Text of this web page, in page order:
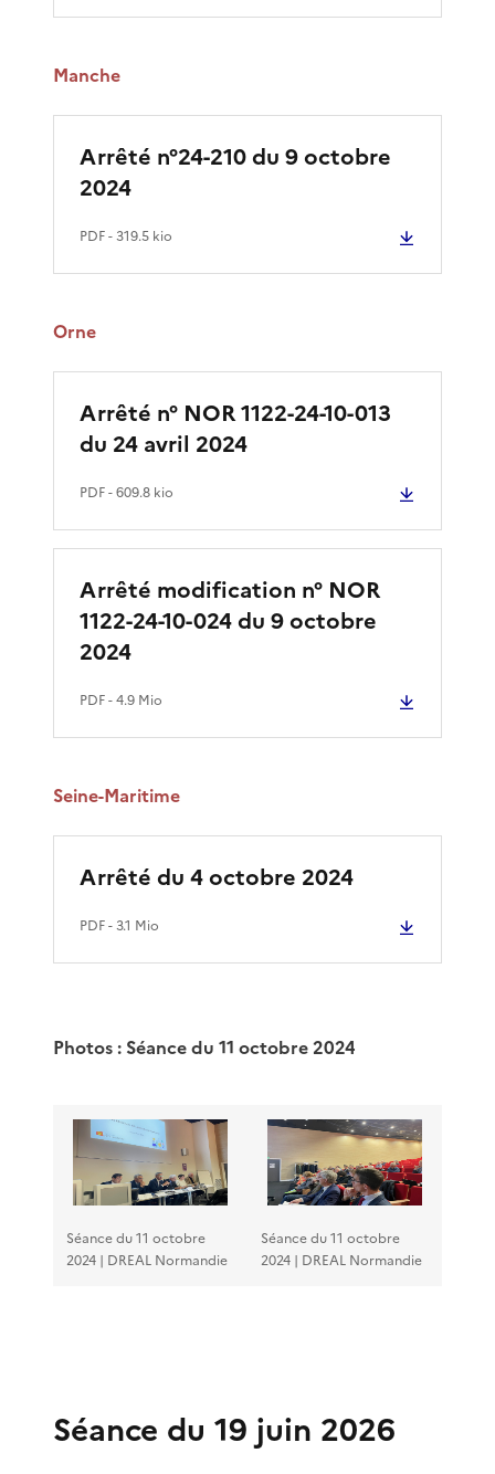
Manche
Arrêté n°24-210 du 9 octobre
2024
PDF- 319.5 kio
Orne
Arrêté n° NOR 1122-24-10-013
du 24 avril 2024
PDF- 609.8 kio
Arrêté modification n° NOR
1122-24-10-024 du 9 octobre
2024
PDF- 4.9 Mio
Seine-Maritime
Arrêté du 4 octobre 2024
PDF- 3.1 Mio
Photos : Séance du 11 octobre 2024
Séance du 11 octobre
2024 | DREAL Normandie
Séance du 11 octobre
2024 | DREAL Normandie
Séance du 19 juin 2026